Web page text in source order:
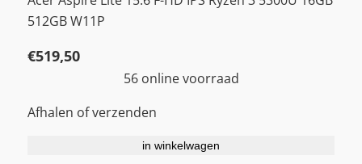
512GB W11P
€519,50
56 online voorraad
Afhalen of verzenden
in winkelwagen